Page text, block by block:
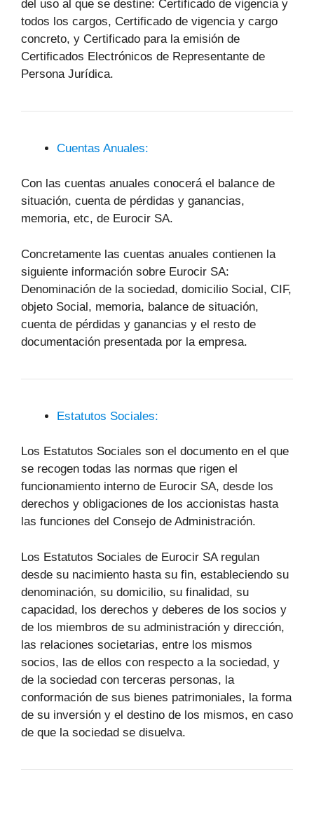
del uso al que se destine: Certificado de vigencia y
todos los cargos, Certificado de vigencia y cargo
concreto, y Certificado para la emisión de
Certificados Electrónicos de Representante de
Persona Jurídica.
Cuentas Anuales:
Con las cuentas anuales conocerá el balance de
situación, cuenta de pérdidas y ganancias,
memoria, etc, de Eurocir SA.
Concretamente las cuentas anuales contienen la
siguiente información sobre Eurocir SA:
Denominación de la sociedad, domicilio Social, CIF,
objeto Social, memoria, balance de situación,
cuenta de pérdidas y ganancias y el resto de
documentación presentada por la empresa.
Estatutos Sociales:
Los Estatutos Sociales son el documento en el que
se recogen todas las normas que rigen el
funcionamiento interno de Eurocir SA, desde los
derechos y obligaciones de los accionistas hasta
las funciones del Consejo de Administración.
Los Estatutos Sociales de Eurocir SA regulan
desde su nacimiento hasta su fin, estableciendo su
denominación, su domicilio, su finalidad, su
capacidad, los derechos y deberes de los socios y
de los miembros de su administración y dirección,
las relaciones societarias, entre los mismos
socios, las de ellos con respecto a la sociedad, y
de la sociedad con terceras personas, la
conformación de sus bienes patrimoniales, la forma
de su inversión y el destino de los mismos, en caso
de que la sociedad se disuelva.